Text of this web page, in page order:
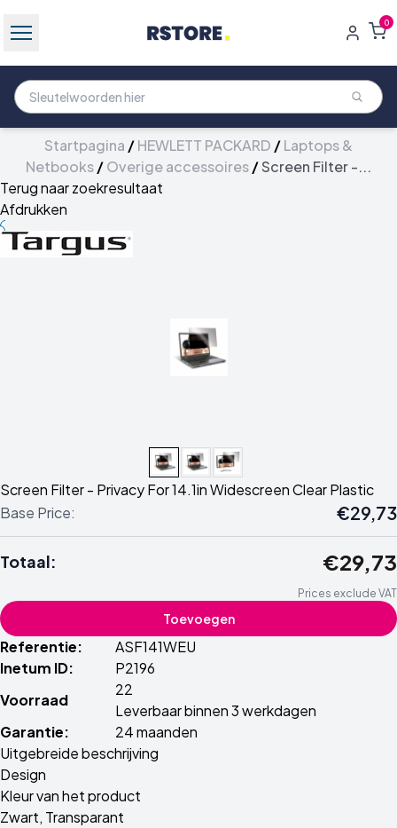
0
Startpagina /HEWLETT PACKARD /Laptops &
Netbooks/Overige accessoires/Screen Filter -...
Terug naar zoekresultaat
Afdrukken
Screen Filter - Privacy For 14.1in Widescreen Clear Plastic
Base Price:
€29,73
Totaal: €29,73
Prices exclude VAT
Toevoegen
Referentie:
ASF141WEU
Inetum ID:
P2196
Voorraad
22
Leverbaar binnen 3 werkdagen
Garantie:
24 maanden
Uitgebreide beschrijving
Design
Kleur van het product
Zwart, Transparant